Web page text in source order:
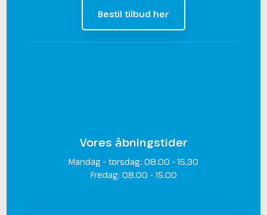
Bestil tilbud her
Vores åbningstider
Mandag - torsdag: 08.00 - 15.30
​Fredag: 08.00 - 15.00